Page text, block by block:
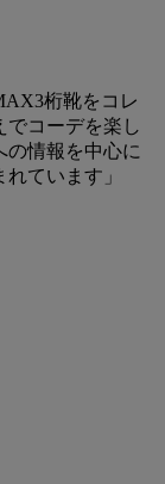
桁靴をコレ
でコーデを楽し
の情報を中心に
ています」